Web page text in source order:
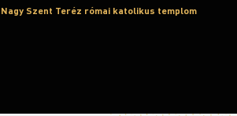
Szent Teréz római katolikus templom